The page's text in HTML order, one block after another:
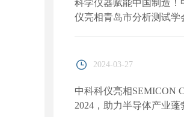
科学仪器赋能中国制造！
仪亮相青岛市分析测试学
2024-03-27
中科科仪亮相SEMICON
2024，助力半导体产业蓬